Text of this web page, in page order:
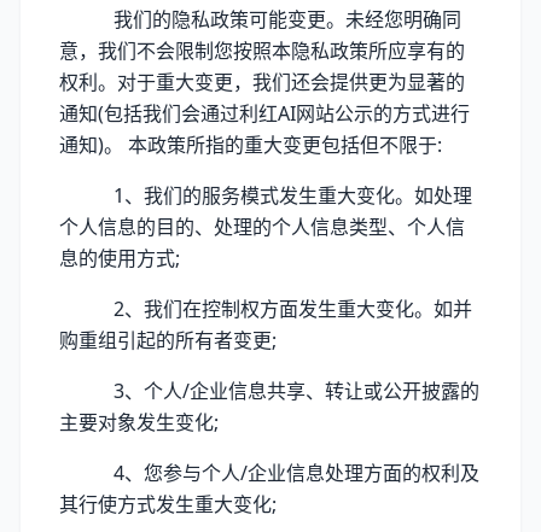
我们的隐私政策可能变更。未经您明确同
意，我们不会限制您按照本隐私政策所应享有的
权利。对于重大变更，我们还会提供更为显著的
通知(包括我们会通过利红AI网站公示的方式进行
通知)。 本政策所指的重大变更包括但不限于:
1、我们的服务模式发生重大变化。如处理
个人信息的目的、处理的个人信息类型、个人信
息的使用方式;
2、我们在控制权方面发生重大变化。如并
购重组引起的所有者变更;
3、个人/企业信息共享、转让或公开披露的
主要对象发生变化;
4、您参与个人/企业信息处理方面的权利及
其行使方式发生重大变化;